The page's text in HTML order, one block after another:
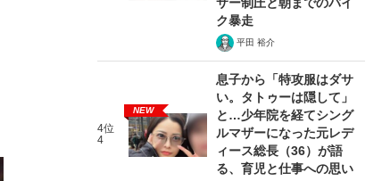
ク暴走
平田 裕介
4位
4
NEW
息子から「特攻服はダサ
い。タトゥーは隠して」
と…少年院を経てシング
ルマザーになった元レデ
ィース総長（36）が語
る、育児と仕事への思い